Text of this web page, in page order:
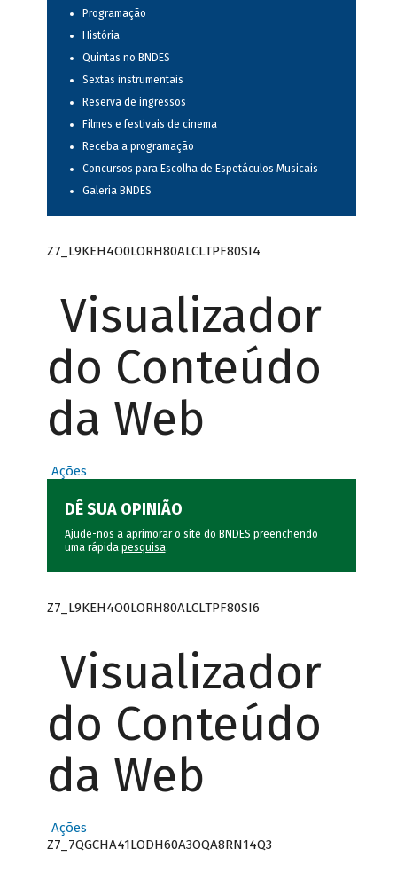
Programação
História
Quintas no BNDES
Sextas instrumentais
Reserva de ingressos
Filmes e festivais de cinema
Receba a programação
Concursos para Escolha de Espetáculos Musicais
Galeria BNDES
Z7_L9KEH4O0LORH80ALCLTPF80SI4
Visualizador
do Conteúdo
da Web
Ações
DÊ SUA OPINIÃO
Ajude-nos a aprimorar o site do BNDES preenchendo
uma rápida pesquisa.
Z7_L9KEH4O0LORH80ALCLTPF80SI6
Visualizador
do Conteúdo
da Web
Ações
Z7_7QGCHA41LODH60A3OQA8RN14Q3